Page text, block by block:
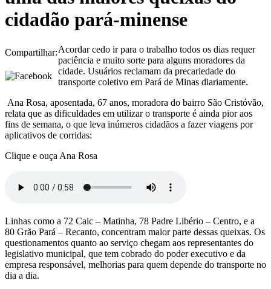
cidadão pará-minense
Compartilhar:Acordar cedo ir para o trabalho todos os dias requer
paciência e muito sorte para alguns moradores da
cidade. Usuários reclamam da precariedade do
transporte coletivo em Pará de Minas diariamente.
Ana Rosa, aposentada, 67 anos, moradora do bairro São Cristóvão,
relata que as dificuldades em utilizar o transporte é ainda pior aos
fins de semana, o que leva inúmeros cidadãos a fazer viagens por
aplicativos de corridas:
Clique e ouça Ana Rosa
Linhas como a 72 Caic – Matinha, 78 Padre Libério – Centro, e a
80 Grão Pará – Recanto, concentram maior parte dessas queixas. Os
questionamentos quanto ao serviço chegam aos representantes do
legislativo municipal, que tem cobrado do poder executivo e da
empresa responsável, melhorias para quem depende do transporte no
dia a dia.